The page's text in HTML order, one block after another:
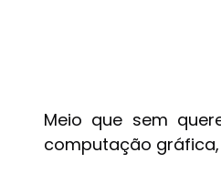
Meio que sem
computação